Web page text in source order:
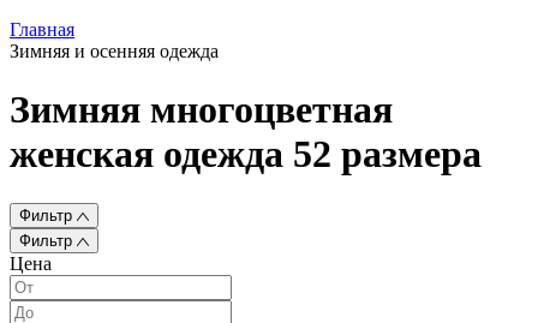
Главная
Зимняя и осенняя одежда
Зимняя многоцветная
женская одежда 52 размера
Фильтр
Фильтр
Цена